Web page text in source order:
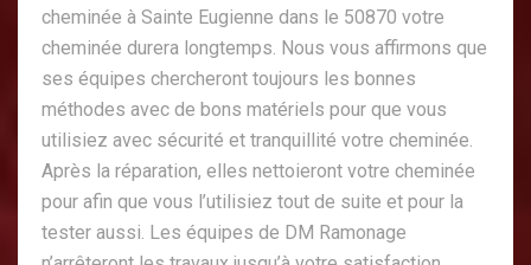
cheminée à Sainte Eugienne dans le 50870 votre
cheminée durera longtemps. Nous vous affirmons que
ses équipes chercheront toujours les bonnes
méthodes avec de bons matériels pour que vous
utilisiez avec sécurité et tranquillité votre cheminée.
Après la réparation, elles nettoieront votre cheminée
pour afin que vous l’utilisiez tout de suite et pour la
tester aussi. Les équipes de DM Ramonage